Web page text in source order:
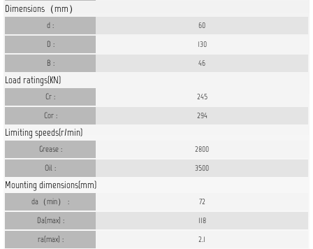
Dimensions（mm）
d :
60
D :
130
B :
46
Load ratings(KN)
Cr :
245
Cor :
294
Limiting speeds(r/min)
Grease :
2800
Oil :
3500
Mounting dimensions(mm)
da（min） :
72
Da(max) :
118
ra(max) :
2.1